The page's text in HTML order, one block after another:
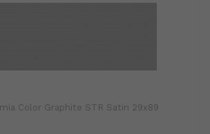
Color Graphite STR Satin 29x89